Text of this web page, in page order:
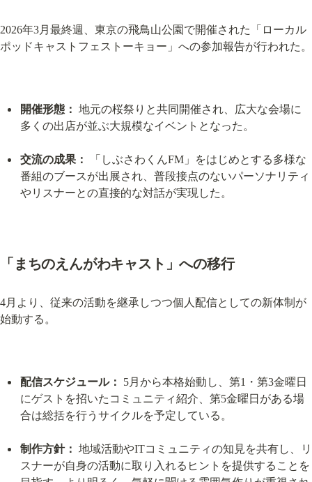
2026年3月最終週、東京の飛鳥山公園で開催された「ローカル
ポッドキャストフェストーキョー」への参加報告が行われた。
開催形態： 地元の桜祭りと共同開催され、広大な会場に
多くの出店が並ぶ大規模なイベントとなった。
交流の成果：
「しぶさわくんFM」をはじめとする多様な
番組のブースが出展され、普段接点のないパーソナリティ
やリスナーとの直接的な対話が実現した。
「まちのえんがわキャスト」への移行
4月より、従来の活動を継承しつつ個人配信としての新体制が
始動する。
配信スケジュール：
5月から本格始動し、第1・第3金曜日
にゲストを招いたコミュニティ紹介、第5金曜日がある場
合は総括を行うサイクルを予定している。
制作方針： 地域活動やITコミュニティの知見を共有し、リ
スナーが自身の活動に取り入れるヒントを提供することを